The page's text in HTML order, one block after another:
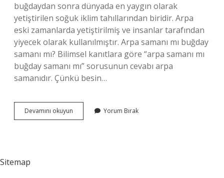
buğdaydan sonra dünyada en yaygın olarak
yetiştirilen soğuk iklim tahıllarından biridir. Arpa
eski zamanlarda yetiştirilmiş ve insanlar tarafından
yiyecek olarak kullanılmıştır. Arpa samanı mı buğday
samanı mı? Bilimsel kanıtlara göre “arpa samanı mı
buğday samanı mı” sorusunun cevabı arpa
samanıdır. Çünkü besin…
Devamını okuyun
Ile
Yorum Bırak
Sitemap